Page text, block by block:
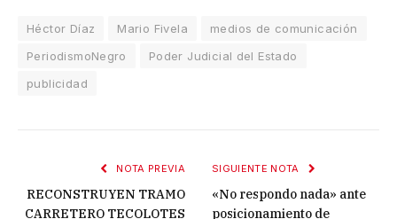
Héctor Díaz Mario Fivela
medios de comunicación
PeriodismoNegro
Poder Judicial del Estado
publicidad
NOTA PREVIA
RECONSTRUYEN TRAMO
CARRETERO TECOLOTES
SIGUIENTE NOTA
«No respondo nada» ante
posicionamiento de